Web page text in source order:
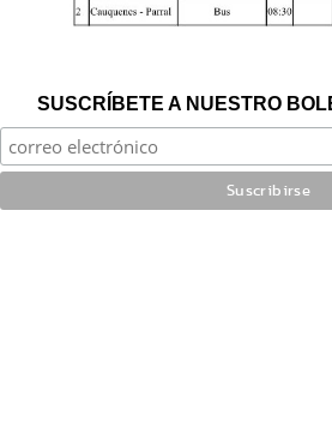
SUSCRÍBETE A NUESTRO